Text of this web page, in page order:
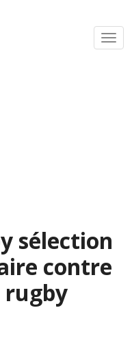
sélection
contre
rugby